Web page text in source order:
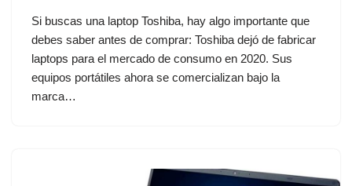
Si buscas una laptop Toshiba, hay algo importante que
debes saber antes de comprar: Toshiba dejó de fabricar
laptops para el mercado de consumo en 2020. Sus
equipos portátiles ahora se comercializan bajo la
marca…